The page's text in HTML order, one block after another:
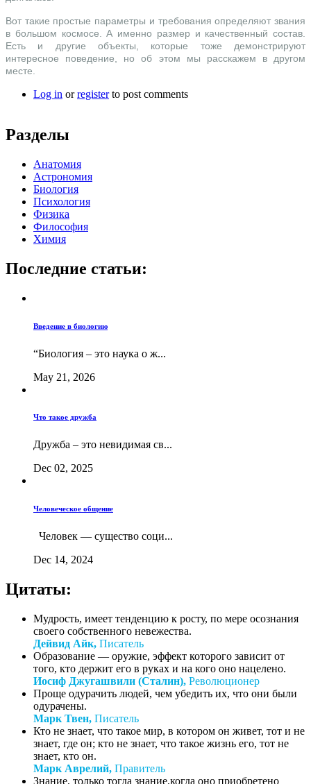
Вот такие простые параметры и требования определяют звания
в большом космосе. А именно размер и качественный состав.
Есть и другие объекты, которые тоже демонстрируют
интересное поведение, но об этом мы расскажем в другом
месте.
Log in orregisterto post comments
Разделы
Анатомия
Астрономия
Биология
Психология
Физика
Философия
Химия
Последние статьи:
Введение в биологию
“Биология – это наука о ж...
May 21, 2026
Что такое дружба
Дружба – это невидимая св...
Dec 02, 2025
Человеческое общение
Человек — существо соци...
Dec 14, 2024
Цитаты:
Мудрость, имеет тенденцию к росту, по мере осознания
своего собственного невежества.
Дейвид Айк, Писатель
Образование — оружие, эффект которого зависит от
того, кто держит его в руках и на кого оно нацелено.
Иосиф Джугашвили (Сталин), Революционер
Проще одурачить людей, чем убедить их, что они были
одурачены.
Марк Твен, Писатель
Кто не знает, что такое мир, в котором он живет, тот и не
знает, где он; кто не знает, что такое жизнь его, тот не
знает, кто он.
Марк Аврелий, Правитель
Знание, только тогда знание,когда оно приобретено